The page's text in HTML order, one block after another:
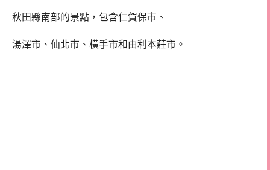
秋田縣南部的景點，包含仁賀保市、
湯澤市、仙北市、橫手市和由利本莊市。